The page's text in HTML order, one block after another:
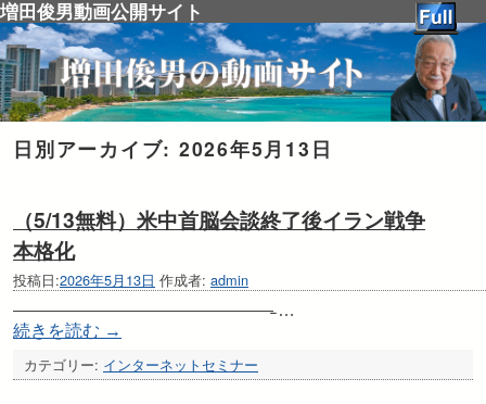
増田俊男動画公開サイト
日別アーカイブ: 2026年5月13日
（5/13無料）米中首脳会談終了後イラン戦争
本格化
投稿日:2026年5月13日 作成者: admin
———————————————̵ …
続きを読む →
カテゴリー: インターネットセミナー